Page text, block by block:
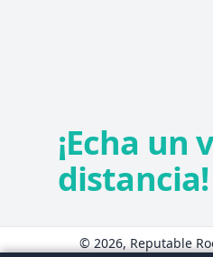
¡Echa un
distancia!
© 2026, Reputable